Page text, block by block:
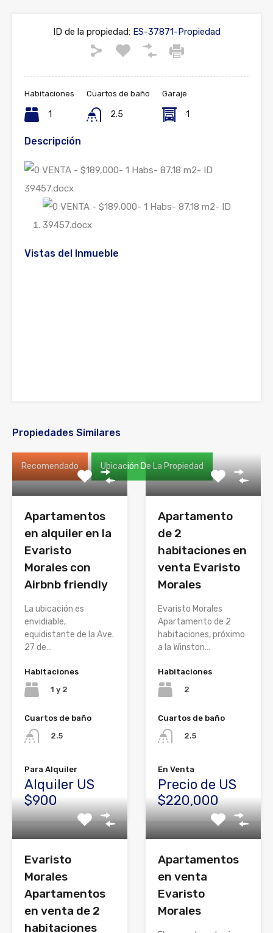
ID de la propiedad:ES-37871-Propiedad
Habitaciones
1
Cuartos de baño
2.5
Garaje
1
Descripción
Vistas del Inmueble
Propiedades Similares
Recomendado Ubicación De La Propiedad
Apartamentos
en alquiler en la
Evaristo
Morales con
Airbnb friendly
La ubicación es
envidiable,
equidistante de la Ave.
27 de…
Habitaciones
1 y 2
Cuartos de baño
2.5
Para Alquiler
Alquiler US
$900
Apartamento
de 2
habitaciones en
venta Evaristo
Morales
Evaristo Morales
Apartamento de 2
habitaciones, próximo
a la Winston…
Habitaciones
2
Cuartos de baño
2.5
En Venta
Precio de US
$220,000
Evaristo
Morales
Apartamentos
en venta de 2
habitaciones
Apartamentos
en venta
Evaristo
Morales